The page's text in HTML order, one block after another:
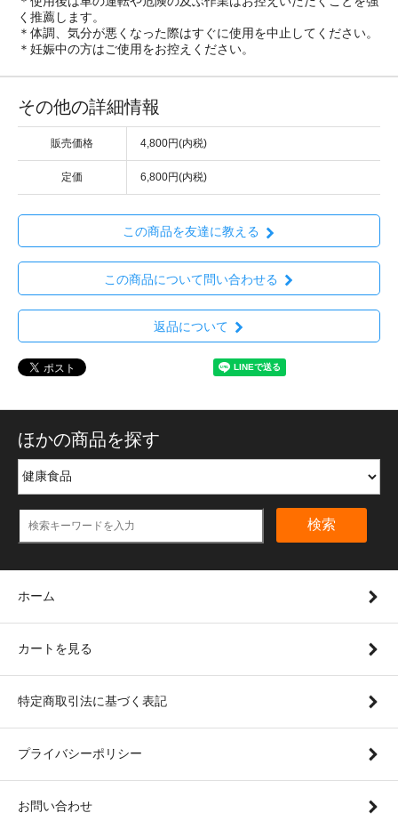
く推薦します。
＊体調、気分が悪くなった際はすぐに使用を中止してください。
＊妊娠中の方はご使用をお控えください。
その他の詳細情報
販売価格 4,800円(内税)
定価 6,800円(内税)
この商品を友達に教える
この商品について問い合わせる
返品について
ほかの商品を探す
検索
ホーム
カートを見る
特定商取引法に基づく表記
プライバシーポリシー
お問い合わせ